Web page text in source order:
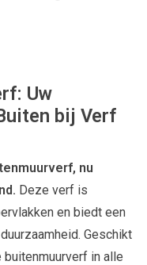
Uw
bij Verf
nu
Deze verf is
en biedt een
Geschikt
in alle